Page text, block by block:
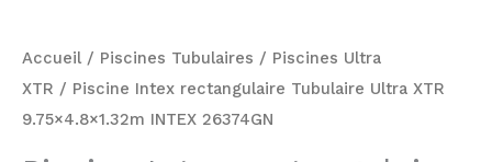
Accueil / Piscines Tubulaires / Piscines Ultra
XTR / Piscine Intex rectangulaire Tubulaire Ultra XTR
9.75×4.8×1.32m INTEX 26374GN